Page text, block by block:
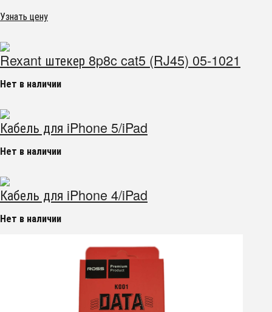
Узнать цену
Rexant штекер 8p8c cat5 (RJ45) 05-1021
Нет в наличии
Кабель для iPhone 5/iPad
Нет в наличии
Кабель для iPhone 4/iPad
Нет в наличии